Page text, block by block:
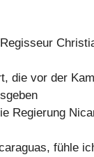
die vor der
Regierung
fühle